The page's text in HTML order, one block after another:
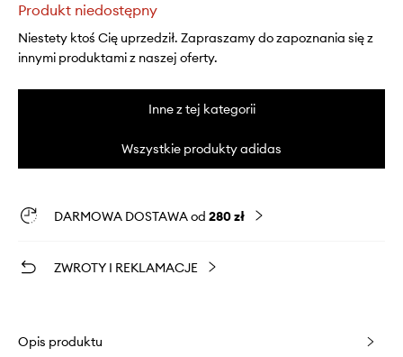
Produkt niedostępny
Niestety ktoś Cię uprzedził. Zapraszamy do zapoznania się z
innymi produktami z naszej oferty.
Inne z tej kategorii
Wszystkie produkty adidas
DARMOWA DOSTAWA od 280 zł
ZWROTY I REKLAMACJE
Opis produktu